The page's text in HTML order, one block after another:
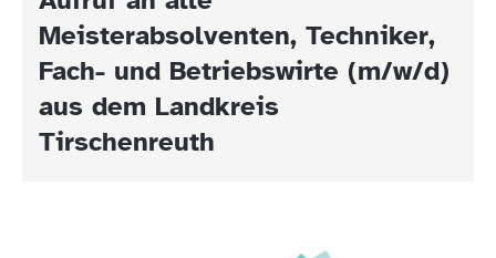
Meisterabsolventen, Techniker,
Fach- und Betriebswirte (m/w/d)
aus dem Landkreis
Tirschenreuth